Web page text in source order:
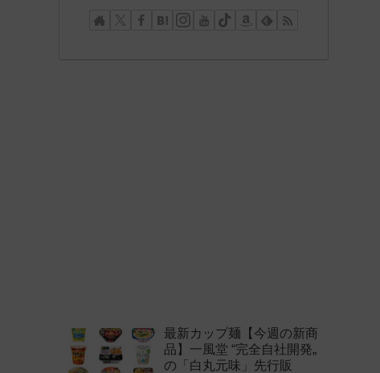
最新カップ麺【今週の新商
品】一風堂 “完全自社開発„
の「白丸元味」先行販